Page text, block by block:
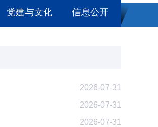
党建与文化 信息公开
2026-07-31
2026-07-31
2026-07-31